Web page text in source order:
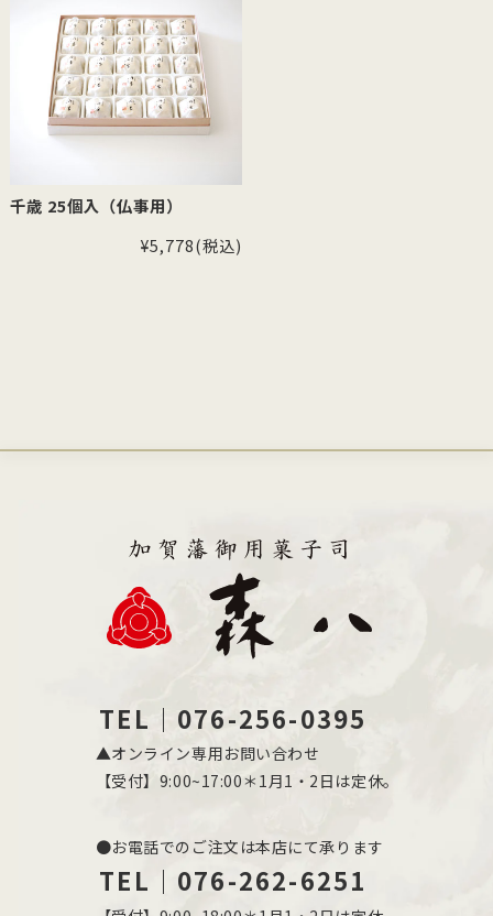
千歳 25個入（仏事用）
¥5,778(税込)
TEL｜076-256-0395
▲オンライン専用お問い合わせ
【受付】9:00~17:00＊1月1・2日は定休。
●お電話でのご注文は本店にて承ります
TEL｜076-262-6251